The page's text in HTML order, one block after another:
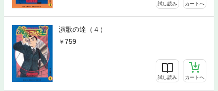
試し読み カートへ
演歌の達（４）
759
試し読み カートへ